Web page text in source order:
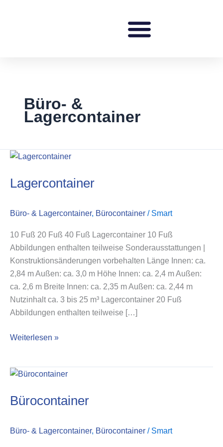
Büro- &
Lagercontainer
Lagercontainer
Büro- & Lagercontainer, Bürocontainer / Smart
10 Fuß 20 Fuß 40 Fuß Lagercontainer 10 Fuß
Abbildungen enthalten teilweise Sonder­ausstattungen |
Konstruktions­änderungen vorbehalten Länge Innen: ca.
2,84 m Außen: ca. 3,0 m Höhe Innen: ca. 2,4 m Außen:
ca. 2,6 m Breite Innen: ca. 2,35 m Außen: ca. 2,44 m
Nutzinhalt ca. 3 bis 25 m³ Lagercontainer 20 Fuß
Abbildungen enthalten teilweise […]
Lagercontainer
Weiterlesen »
Bürocontainer
Büro- & Lagercontainer, Bürocontainer / Smart
Bürocontainer